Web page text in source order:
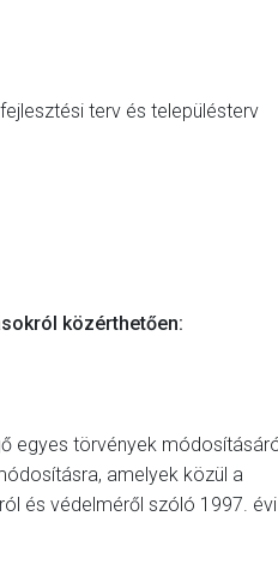
terv és településterv
közérthetően:
egyes törvények
amelyek közül a
és védelméről szóló 1997. évi